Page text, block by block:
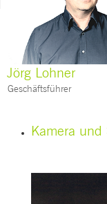
Jörg Lohner
Geschäftsführer
Kamera und